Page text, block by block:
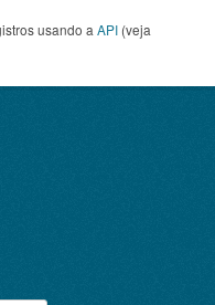
usando a API (veja